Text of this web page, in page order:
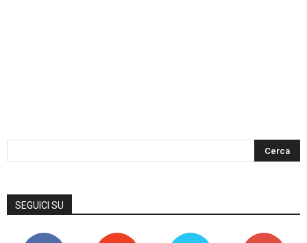
SEGUICI SU